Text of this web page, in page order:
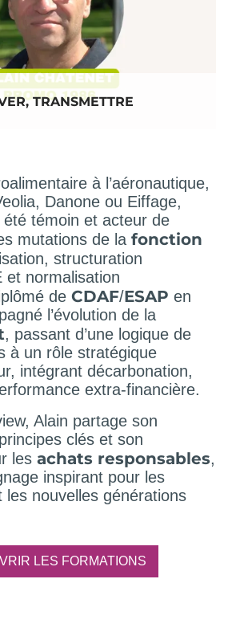
TRANSMETTRE
à l’aéronautique,
Danone ou Eiffage,
témoin et acteur de
mutations de la fonction
structuration
et normalisation
de CDAF/ESAP en
l’évolution de la
, passant d’une logique de
à un rôle stratégique
intégrant décarbonation,
extra-financière.
Alain partage son
clés et son
les achats responsables,
inspirant pour les
les nouvelles générations
LES FORMATIONS